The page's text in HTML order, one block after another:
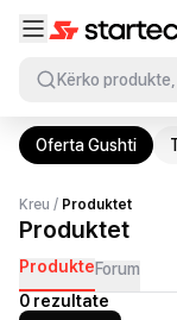
Kërko
Oferta Gushti
Kreu / Produktet
Produktet
ProdukteForum
0 rezultate